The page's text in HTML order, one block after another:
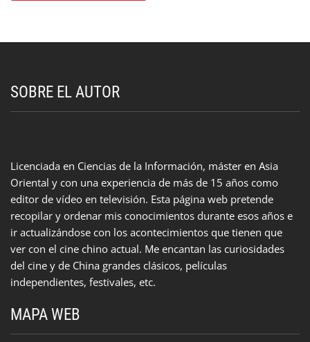
SOBRE EL AUTOR
Licenciada en Ciencias de la Información, máster en Asia
Oriental y con una experiencia de más de 15 años como
editor de vídeo en televisión. Esta página web pretende
recopilar y ordenar mis conocimientos durante esos años e
ir actualizándose con los acontecimientos que tienen que
ver con el cine chino actual. Me encantan las curiosidades
del cine y de China grandes clásicos, películas
independientes, festivales, etc.
MAPA WEB